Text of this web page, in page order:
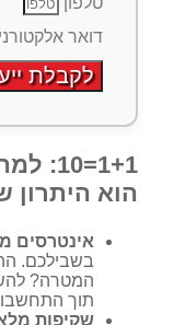
דואר אלקטורני
לקבלת
הוא היתרון
אינטרסים
בשבילכם.
המטרה?
תוך
שקיפות